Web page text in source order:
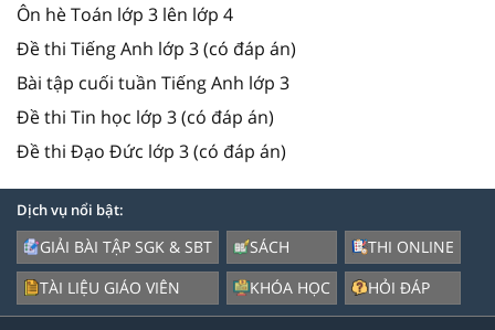
Ôn hè Toán lớp 3 lên lớp 4
Đề thi Tiếng Anh lớp 3 (có đáp án)
Bài tập cuối tuần Tiếng Anh lớp 3
Đề thi Tin học lớp 3 (có đáp án)
Đề thi Đạo Đức lớp 3 (có đáp án)
Dịch vụ nổi bật:
GIẢI BÀI TẬP SGK & SBT
TÀI LIỆU GIÁO VIÊN
SÁCH
KHÓA HỌC
THI ONLINE
HỎI ĐÁP